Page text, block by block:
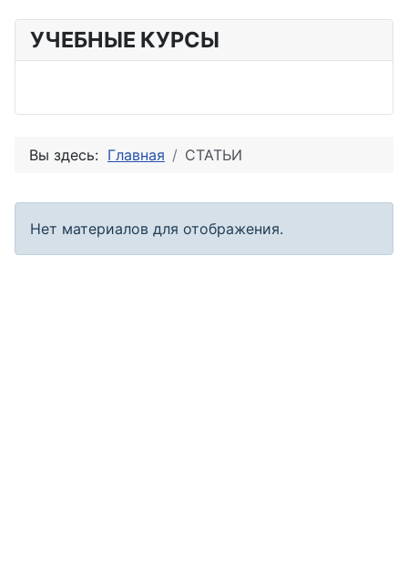
УЧЕБНЫЕ КУРСЫ
Вы здесь: Главная СТАТЬИ
Информация
Нет материалов для отображения.